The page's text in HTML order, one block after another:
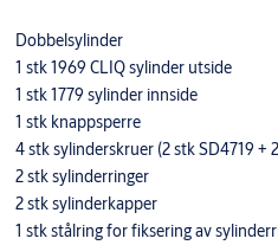
Dobbelsylinder
1 stk 1969 CLIQ sylinder utside
1 stk 1779 sylinder innside
1 stk knappsperre
4 stk sylinderskruer (2 stk SD4719 +
2 stk sylinderringer
2 stk sylinderkapper
1 stk stålring for fiksering av